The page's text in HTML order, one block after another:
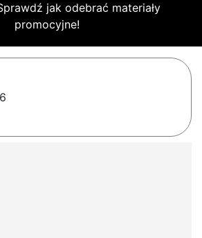
jak odebrać materiały
promocyjne!